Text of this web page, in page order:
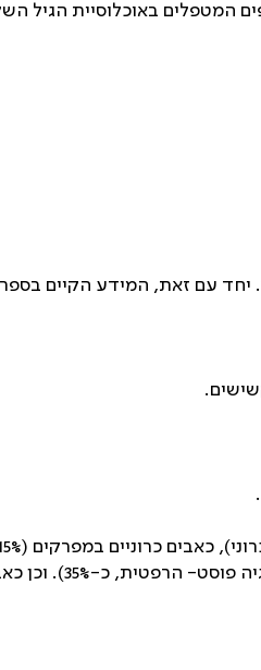
המטפלים באוכלוסיית הגיל
יחד עם זאת, המידע הקיים
לאוסתאוארטריטיס או שברים אוסתאופורוטים. כאב